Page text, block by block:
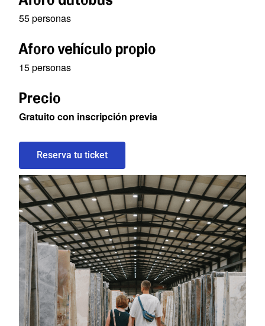
55 personas
Aforo vehículo propio
15 personas
Precio
Gratuitocon inscripción previa
Reserva tu ticket